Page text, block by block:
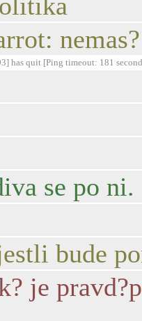
nemas?
has quit [Ping timeout: 181
se po ni.
bude
je